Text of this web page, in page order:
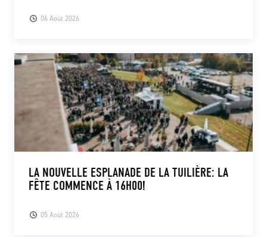
06 Août 2026
05 Août 2026
LA NOUVELLE ESPLANADE DE LA TUILIÈRE: LA
FÊTE COMMENCE À 16H00!